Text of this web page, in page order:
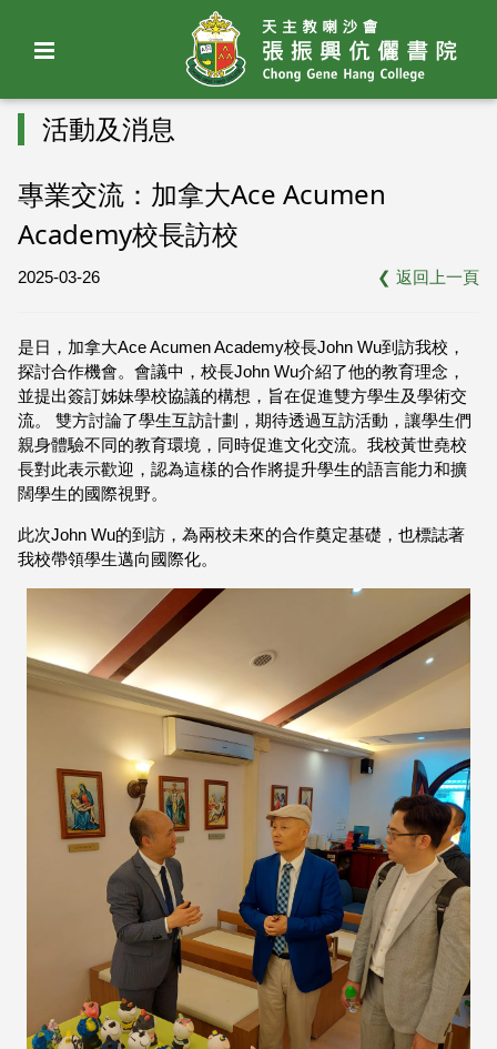
活動及消息
專業交流：加拿大Ace Acumen
Academy校長訪校
2025-03-26 ❮ 返回上一頁
是日，加拿大Ace Acumen Academy校長John Wu到訪我校，
探討合作機會。會議中，校長John Wu介紹了他的教育理念，
並提出簽訂姊妹學校協議的構想，旨在促進雙方學生及學術交
流。 雙方討論了學生互訪計劃，期待透過互訪活動，讓學生們
親身體驗不同的教育環境，同時促進文化交流。我校黃世堯校
長對此表示歡迎，認為這樣的合作將提升學生的語言能力和擴
闊學生的國際視野。
此次John Wu的到訪，為兩校未來的合作奠定基礎，也標誌著
我校帶領學生邁向國際化。